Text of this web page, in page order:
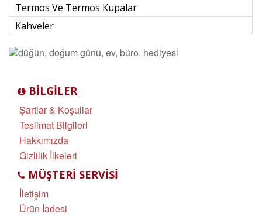
Termos Ve Termos Kupalar
Kahveler
BILGILER
Şartlar & Koşullar
Teslimat Bilgileri
Hakkımızda
Gizlilik İlkeleri
MÜŞTERI SERVISI
İletişim
Ürün İadesi